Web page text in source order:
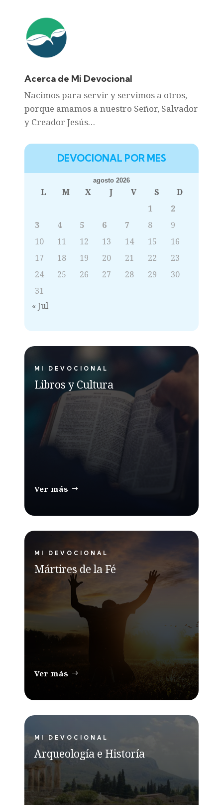
Acerca de Mi Devocional
Nacimos para servir y servimos a otros,
porque amamos a nuestro Señor, Salvador
y Creador Jesús…
DEVOCIONAL POR MES
agosto 2026
L M X J V S
D
1
2
3
4 5 6 7 8
9
10
11 12 13 14 15
16
17
18 19 20 21 22
23
24
25 26 27 28 29
30
31
« Jul
MI DEVOCIONAL
Libros y Cultura
Ver más
MI DEVOCIONAL
Mártires de la Fé
Ver más
MI DEVOCIONAL
Arqueología e Historía